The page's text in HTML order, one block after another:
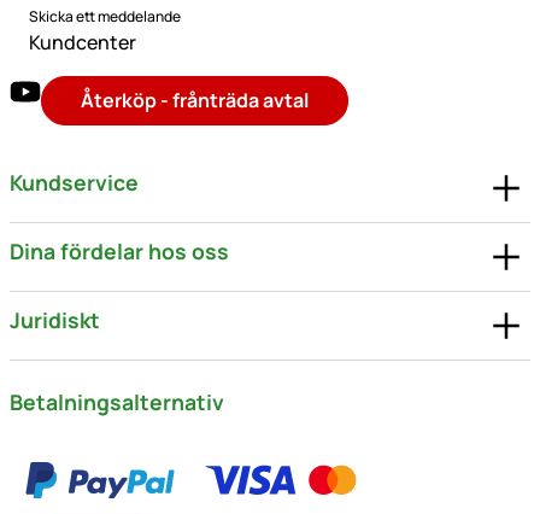
Skicka ett meddelande
Kundcenter
Återköp - frånträda avtal
Kundservice
Dina fördelar hos oss
Juridiskt
Betalningsalternativ